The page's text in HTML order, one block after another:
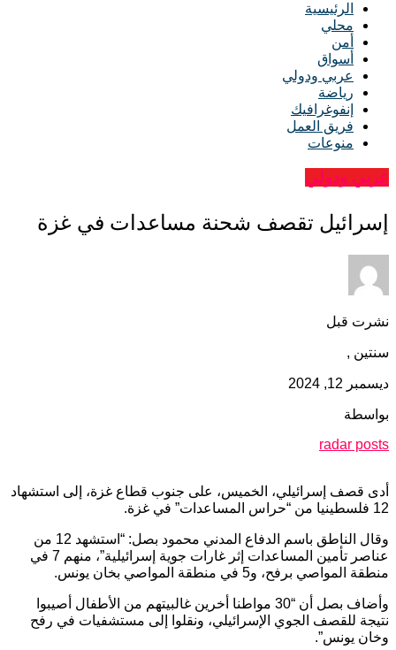
الرئيسية
محلي
أمن
أسواق
عربي ودولي
رياضة
إنفوغرافيك
فريق العمل
منوعات
عربي ودولي
إسرائيل تقصف شحنة مساعدات في غزة
نشرت قبل
سنتين ,
ديسمبر 12, 2024
بواسطة
radar posts
أدى قصف إسرائيلي، الخميس، على جنوب قطاع غزة، إلى استشهاد
12 فلسطينيا من “حراس المساعدات” في غزة.
وقال الناطق باسم الدفاع المدني محمود بصل: “استشهد 12 من
عناصر تأمين المساعدات إثر غارات جوية إسرائيلية”، منهم 7 في
منطقة المواصي برفح، و5 في منطقة المواصي بخان يونس.
وأضاف بصل أن “30 مواطنا أخرين غالبيتهم من الأطفال أصيبوا
نتيجة للقصف الجوي الإسرائيلي، ونقلوا إلى مستشفيات في رفح
وخان يونس”.